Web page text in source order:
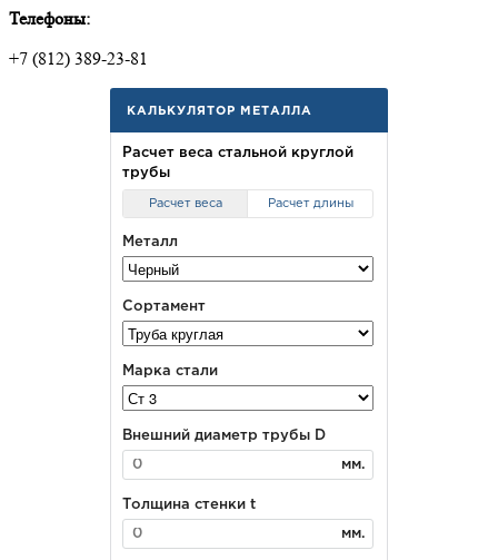
Телефоны:
+7 (812) 389-23-81